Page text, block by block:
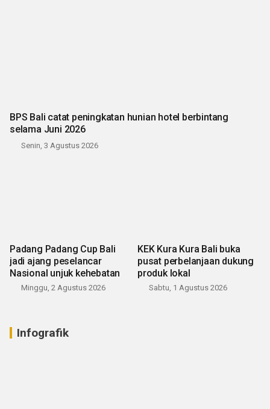
BPS Bali catat peningkatan hunian hotel berbintang
selama Juni 2026
Senin, 3 Agustus 2026
Padang Padang Cup Bali
jadi ajang peselancar
Nasional unjuk kehebatan
Minggu, 2 Agustus 2026
KEK Kura Kura Bali buka
pusat perbelanjaan dukung
produk lokal
Sabtu, 1 Agustus 2026
Infografik